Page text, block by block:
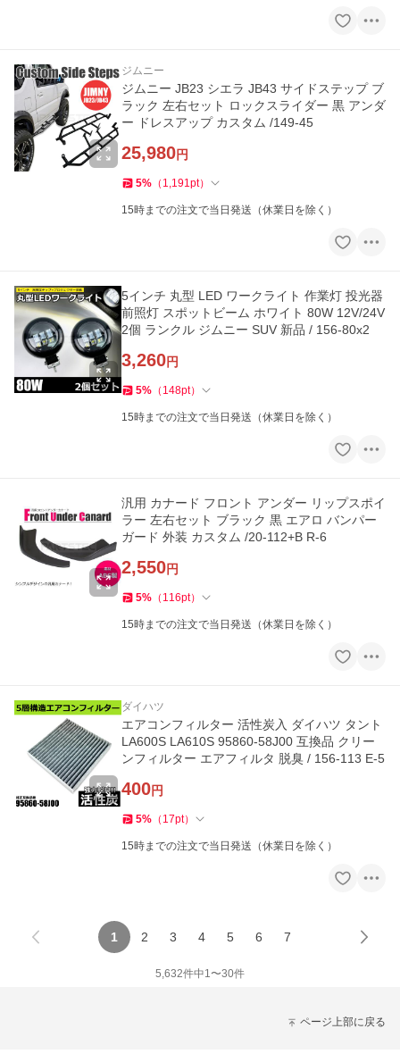
ジムニー
ジムニー JB23 シエラ JB43 サイドステップ ブ
ラック 左右セット ロックスライダー 黒 アンダ
ー ドレスアップ カスタム /149-45
25,980円
5% （ 1,191pt）
15時までの注文で当日発送（休業日を除く）
5インチ 丸型 LED ワークライト 作業灯 投光器
前照灯 スポットビーム ホワイト 80W 12V/24V
2個 ランクル ジムニー SUV 新品 / 156-80x2
3,260円
5% （ 148pt）
15時までの注文で当日発送（休業日を除く）
汎用 カナード フロント アンダー リップスポイ
ラー 左右セット ブラック 黒 エアロ バンパー
ガード 外装 カスタム /20-112+B R-6
2,550円
5% （ 116pt）
15時までの注文で当日発送（休業日を除く）
ダイハツ
エアコンフィルター 活性炭入 ダイハツ タント
LA600S LA610S 95860-58J00 互換品 クリー
ンフィルター エアフィルタ 脱臭 / 156-113 E-5
400円
5% （ 17pt）
15時までの注文で当日発送（休業日を除く）
1 2 3 4 5 6 7
5,632件中1〜30件
ページ上部に戻る